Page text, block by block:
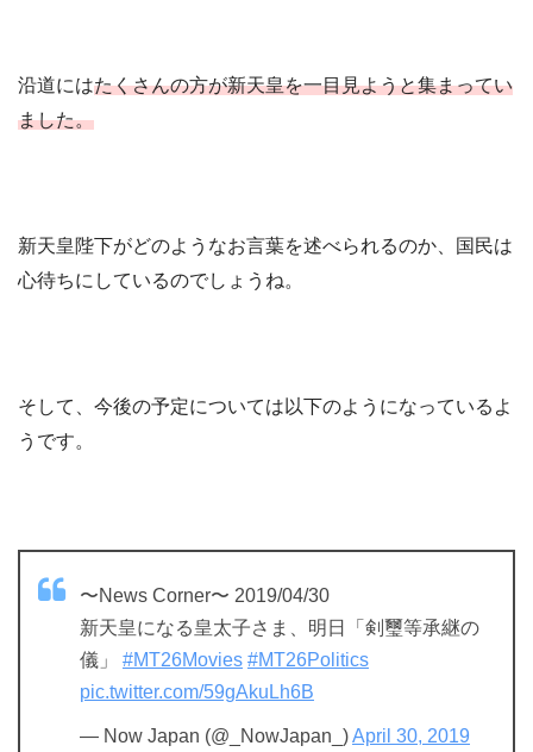
沿道にはたくさんの方が新天皇を一目見ようと集まってい
ました。
新天皇陛下がどのようなお言葉を述べられるのか、国民は
心待ちにしているのでしょうね。
そして、今後の予定については以下のようになっているよ
うです。
〜News Corner〜 2019/04/30
新天皇になる皇太子さま、明日「剣璽等承継の
儀」 #MT26Movies #MT26Politics
pic.twitter.com/59gAkuLh6B
— Now Japan (@_NowJapan_)April 30, 2019